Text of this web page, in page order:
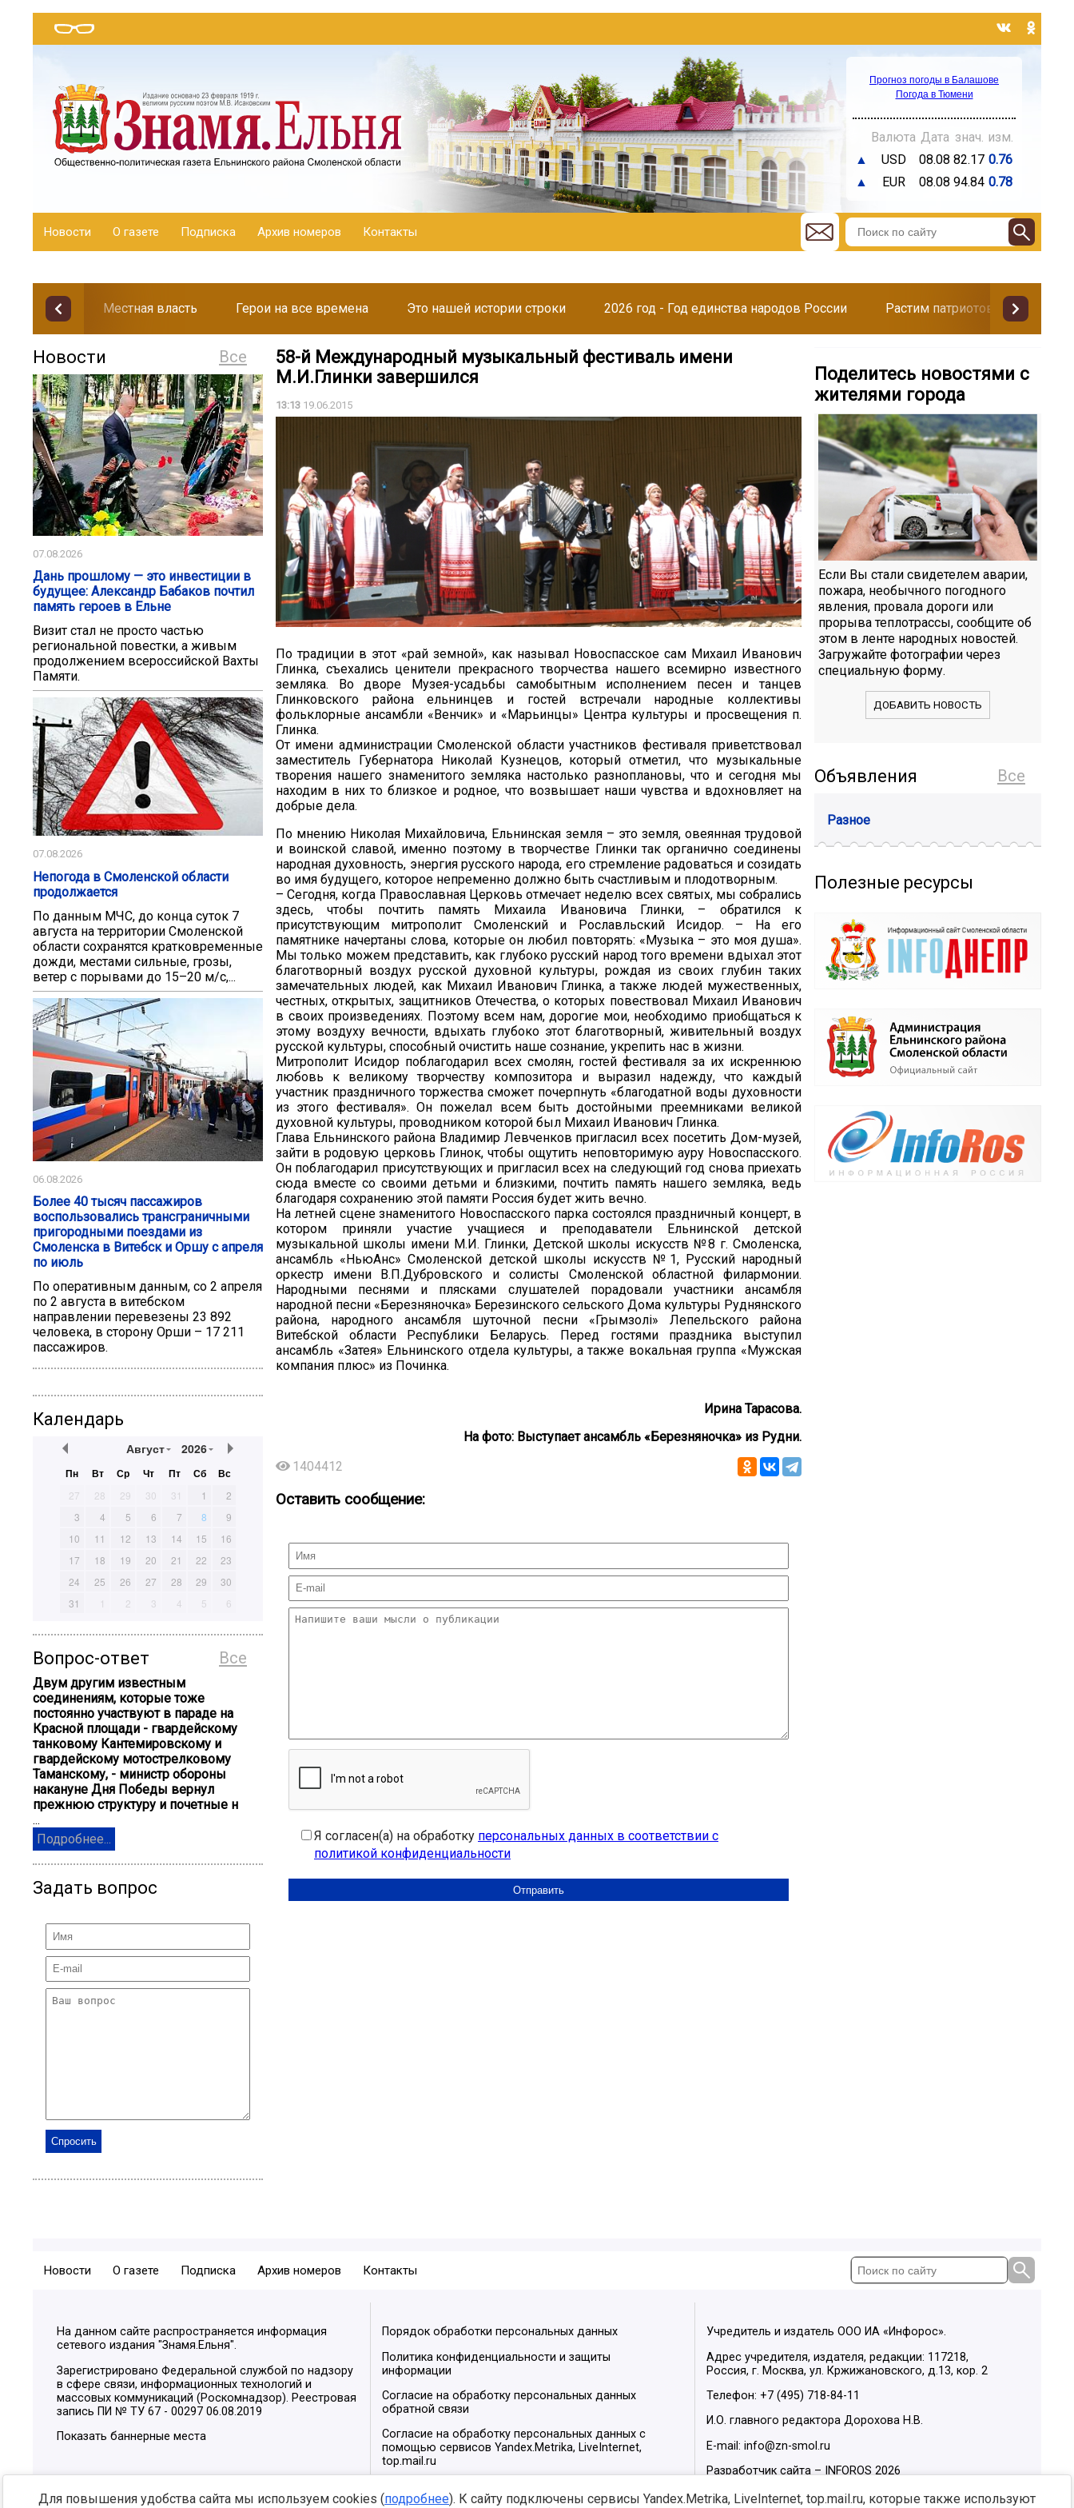
Прогноз погоды в Балашове
Погода в Тюмени
Валюта Дата знач. изм.
▲
USD 08.08 82.17 0.76
▲
EUR 08.08 94.84 0.78
Новости О газете Подписка Архив номеров Контакты
Местная власть Герои на все времена Это нашей истории строки 2026 год - Год единства народов России Растим патриотов
Все
Новости
07.08.2026
Дань прошлому — это инвестиции в
будущее: Александр Бабаков почтил
память героев в Ельне
Визит стал не просто частью
региональной повестки, а живым
продолжением всероссийской Вахты
Памяти.
07.08.2026
Непогода в Смоленской области
продолжается
По данным МЧС, до конца суток 7
августа на территории Смоленской
области сохранятся кратковременные
дожди, местами сильные, грозы,
ветер с порывами до 15–20 м/с,...
06.08.2026
Более 40 тысяч пассажиров
воспользовались трансграничными
пригородными поездами из
Смоленска в Витебск и Оршу с апреля
по июль
По оперативным данным, со 2 апреля
по 2 августа в витебском
направлении перевезены 23 892
человека, в сторону Орши – 17 211
пассажиров.
Календарь
Август 2026
Пн Вт Ср Чт Пт Сб Вс
27 28 29 30 31 1
2
3
4 5 6 7 8
9
10
11 12 13 14 15
16
17
18 19 20 21 22
23
24
25 26 27 28 29
30
31
1 2 3 4 5 6
Все
Вопрос-ответ
Двум другим известным
соединениям, которые тоже
постоянно участвуют в параде на
Красной площади - гвардейскому
танковому Кантемировскому и
гвардейскому мотострелковому
Таманскому, - министр обороны
накануне Дня Победы вернул
прежнюю структуру и почетные н
...
Подробнее...
Задать вопрос
58-й Международный музыкальный фестиваль имени
М.И.Глинки завершился
13:13 19.06.2015
По традиции в этот «рай земной», как называл Новоспасское сам Михаил Иванович
Глинка, съехались ценители прекрасного творчества нашего всемирно известного
земляка. Во дворе Музея-усадьбы самобытным исполнением песен и танцев
Глинковского района ельнинцев и гостей встречали народные коллективы
фольклорные ансамбли «Венчик» и «Марьинцы» Центра культуры и просвещения п.
Глинка.
От имени администрации Смоленской области участников фестиваля приветствовал
заместитель Губернатора Николай Кузнецов, который отметил, что музыкальные
творения нашего знаменитого земляка настолько разноплановы, что и сегодня мы
находим в них то близкое и родное, что возвышает наши чувства и вдохновляет на
добрые дела.
По мнению Николая Михайловича, Ельнинская земля – это земля, овеянная трудовой
и воинской славой, именно поэтому в творчестве Глинки так органично соединены
народная духовность, энергия русского народа, его стремление радоваться и созидать
во имя будущего, которое непременно должно быть счастливым и плодотворным.
– Сегодня, когда Православная Церковь отмечает неделю всех святых, мы собрались
здесь, чтобы почтить память Михаила Ивановича Глинки, – обратился к
присутствующим митрополит Смоленский и Рославльский Исидор. – На его
памятнике начертаны слова, которые он любил повторять: «Музыка – это моя душа».
Мы только можем представить, как глубоко русский народ того времени вдыхал этот
благотворный воздух русской духовной культуры, рождая из своих глубин таких
замечательных людей, как Михаил Иванович Глинка, а также людей мужественных,
честных, открытых, защитников Отечества, о которых повествовал Михаил Иванович
в своих произведениях. Поэтому всем нам, дорогие мои, необходимо приобщаться к
этому воздуху вечности, вдыхать глубоко этот благотворный, живительный воздух
русской культуры, способный очистить наше сознание, укрепить нас в жизни.
Митрополит Исидор поблагодарил всех смолян, гостей фестиваля за их искреннюю
любовь к великому творчеству композитора и выразил надежду, что каждый
участник праздничного торжества сможет почерпнуть «благодатной воды духовности
из этого фестиваля». Он пожелал всем быть достойными преемниками великой
духовной культуры, проводником которой был Михаил Иванович Глинка.
Глава Ельнинского района Владимир Левченков пригласил всех посетить Дом-музей,
зайти в родовую церковь Глинок, чтобы ощутить неповторимую ауру Новоспасского.
Он поблагодарил присутствующих и пригласил всех на следующий год снова приехать
сюда вместе со своими детьми и близкими, почтить память нашего земляка, ведь
благодаря сохранению этой памяти Россия будет жить вечно.
На летней сцене знаменитого Новоспасского парка состоялся праздничный концерт, в
котором приняли участие учащиеся и преподаватели Ельнинской детской
музыкальной школы имени М.И. Глинки, Детской школы искусств №8 г. Смоленска,
ансамбль «НьюАнс» Смоленской детской школы искусств №1, Русский народный
оркестр имени В.П.Дубровского и солисты Смоленской областной филармонии.
Народными песнями и плясками слушателей порадовали участники ансамбля
народной песни «Березняночка» Березинского сельского Дома культуры Руднянского
района, народного ансамбля шуточной песни «Грымзолi» Лепельского района
Витебской области Республики Беларусь. Перед гостями праздника выступил
ансамбль «Затея» Ельнинского отдела культуры, а также вокальная группа «Мужская
компания плюс» из Починка.
Ирина Тарасова.
На фото: Выступает ансамбль «Березняночка» из Рудни.
1404412
Оставить сообщение:
Я согласен(а) на обработку персональных данных в соответствии с
политикой конфиденциальности
Поделитесь новостями с
жителями города
Если Вы стали свидетелем аварии,
пожара, необычного погодного
явления, провала дороги или
прорыва теплотрассы, сообщите об
этом в ленте народных новостей.
Загружайте фотографии через
специальную форму.
ДОБАВИТЬ НОВОСТЬ
Все
Объявления
Разное
Полезные ресурсы
Новости О газете Подписка Архив номеров Контакты
На данном сайте распространяется информация
сетевого издания "Знамя.Ельня".
Зарегистрировано Федеральной службой по надзору
в сфере связи, информационных технологий и
массовых коммуникаций (Роскомнадзор). Реестровая
запись ПИ № ТУ 67 - 00297 06.08.2019
Показать баннерные места
Порядок обработки персональных данных
Политика конфиденциальности и защиты
информации
Согласие на обработку персональных данных
обратной связи
Согласие на обработку персональных данных с
помощью сервисов Yandex.Metrika, LiveInternet,
top.mail.ru
Учредитель и издатель ООО ИА «Инфорос».
Адрес учредителя, издателя, редакции: 117218,
Россия, г. Москва, ул. Кржижановского, д.13, кор. 2
Телефон: +7 (495) 718-84-11
И.О. главного редактора Дорохова Н.В.
E-mail: info@zn-smol.ru
Разработчик сайта –
INFOROS 2026
Мы в социальных сетях:
Для повышения удобства сайта мы используем cookies (подробнее). К сайту подключены сервисы Yandex.Metrika, LiveInternet, top.mail.ru, которые также используют